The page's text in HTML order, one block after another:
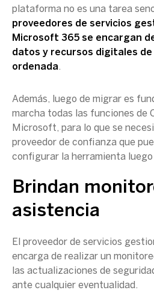
plataforma no es una tarea
proveedores de servicios
Microsoft 365 se encargan
datos y recursos digitales
ordenada.
Además, luego de migrar es
marcha todas las funciones de
Microsoft, para lo que se
proveedor de confianza que
configurar la herramienta luego
Brindan
asistencia
El proveedor de servicios
encarga de realizar un
las actualizaciones de
ante cualquier eventualidad.